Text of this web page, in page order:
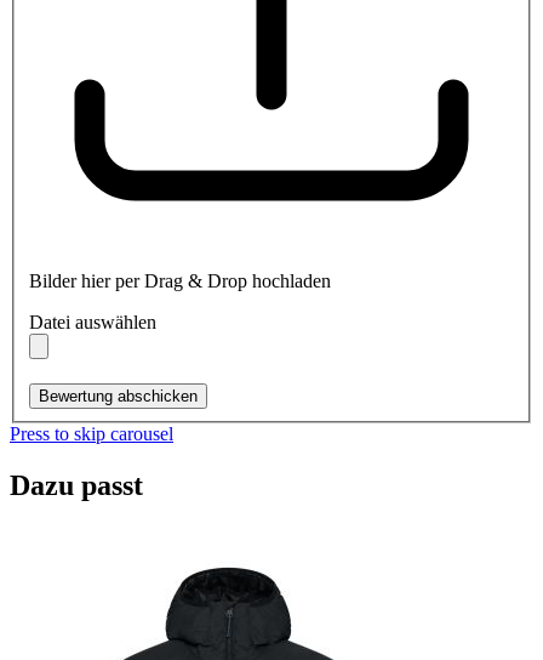
Bilder hier per Drag & Drop hochladen
Datei auswählen
Bewertung abschicken
Press to skip carousel
Dazu passt